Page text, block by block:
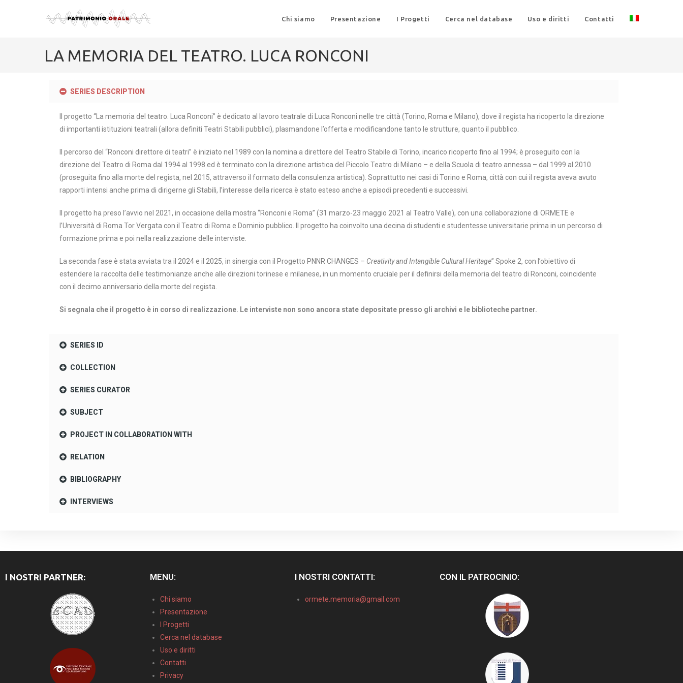
Chi siamo Presentazione I Progetti Cerca nel database Uso e diritti Contatti
LA MEMORIA DEL TEATRO. LUCA RONCONI
SERIES DESCRIPTION
Il progetto “La memoria del teatro. Luca Ronconi” è dedicato al lavoro teatrale di Luca Ronconi nelle tre città (Torino, Roma e Milano), dove il regista ha ricoperto la direzione
di importanti istituzioni teatrali (allora definiti Teatri Stabili pubblici), plasmandone l’offerta e modificandone tanto le strutture, quanto il pubblico.
Il percorso del “Ronconi direttore di teatri” è iniziato nel 1989 con la nomina a direttore del Teatro Stabile di Torino, incarico ricoperto fino al 1994; è proseguito con la
direzione del Teatro di Roma dal 1994 al 1998 ed è terminato con la direzione artistica del Piccolo Teatro di Milano – e della Scuola di teatro annessa – dal 1999 al 2010
(proseguita fino alla morte del regista, nel 2015, attraverso il formato della consulenza artistica). Soprattutto nei casi di Torino e Roma, città con cui il regista aveva avuto
rapporti intensi anche prima di dirigerne gli Stabili, l’interesse della ricerca è stato esteso anche a episodi precedenti e successivi.
Il progetto ha preso l’avvio nel 2021, in occasione della mostra “Ronconi e Roma” (31 marzo-23 maggio 2021 al Teatro Valle), con una collaborazione di ORMETE e
l’Università di Roma Tor Vergata con il Teatro di Roma e Dominio pubblico. Il progetto ha coinvolto una decina di studenti e studentesse universitarie prima in un percorso di
formazione prima e poi nella realizzazione delle interviste.
La seconda fase è stata avviata tra il 2024 e il 2025, in sinergia con il Progetto PNNR CHANGES – Creativity and Intangible Cultural Heritage” Spoke 2, con l’obiettivo di
estendere la raccolta delle testimonianze anche alle direzioni torinese e milanese, in un momento cruciale per il definirsi della memoria del teatro di Ronconi, coincidente
con il decimo anniversario della morte del regista.
Si segnala che il progetto è in corso di realizzazione. Le interviste non sono ancora state depositate presso gli archivi e le biblioteche partner.
SERIES ID
COLLECTION
SERIES CURATOR
SUBJECT
PROJECT IN COLLABORATION WITH
RELATION
BIBLIOGRAPHY
INTERVIEWS
I NOSTRI PARTNER: MENU:
Chi siamo
Presentazione
I Progetti
Cerca nel database
Uso e diritti
Contatti
Privacy
I NOSTRI CONTATTI:
ormete.memoria@gmail.com
CON IL PATROCINIO: